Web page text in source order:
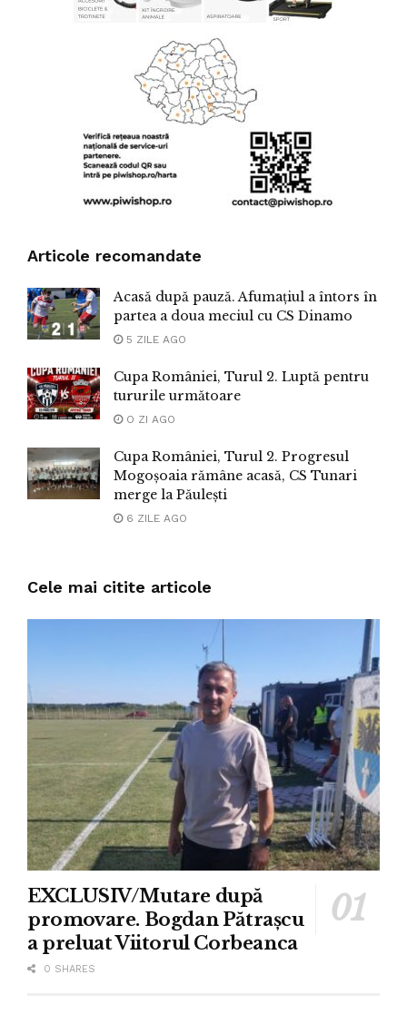
Articole recomandate
Acasă după pauză. Afumațiul a întors în
partea a doua meciul cu CS Dinamo
5 ZILE AGO
Cupa României, Turul 2. Luptă pentru
tururile următoare
O ZI AGO
Cupa României, Turul 2. Progresul
Mogoșoaia rămâne acasă, CS Tunari
merge la Păulești
6 ZILE AGO
Cele mai citite articole
EXCLUSIV/Mutare după
promovare. Bogdan Pătrașcu
a preluat Viitorul Corbeanca
0 SHARES